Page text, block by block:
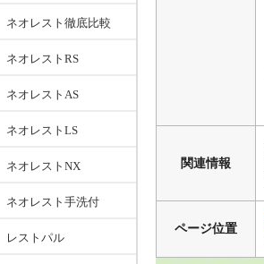
関連情報
ページ位置
ネオレスト徹底比較
ネオレストRS
ネオレストAS
ネオレストLS
ネオレストNX
ネオレスト手洗付
レストパル